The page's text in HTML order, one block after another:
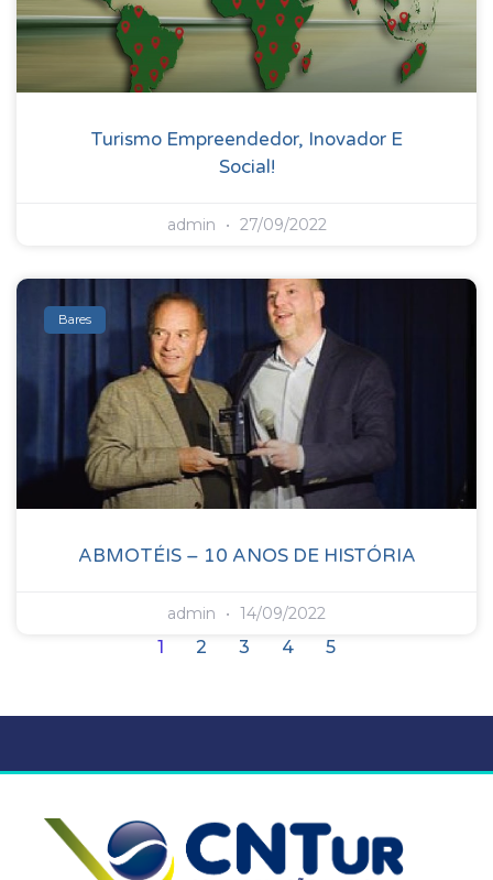
Turismo Empreendedor, Inovador E
Social!
admin 27/09/2022
Bares
ABMOTÉIS – 10 ANOS DE HISTÓRIA
admin 14/09/2022
1 2 3 4 5